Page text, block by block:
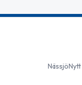
NässjöNytt